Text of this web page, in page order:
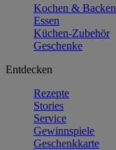
Kochen & Backen
Essen
Küchen-Zubehör
Geschenke
Entdecken
Rezepte
Stories
Service
Gewinnspiele
Geschenkkarte